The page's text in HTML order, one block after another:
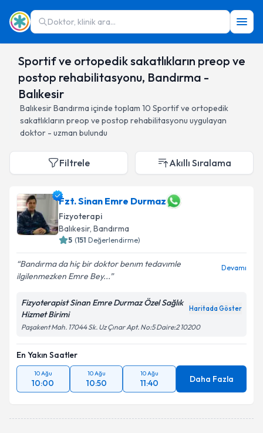
Doktor, klinik ara...
Sportif ve ortopedik sakatlıkların preop ve
postop rehabilitasyonu, Bandırma -
Balıkesir
BalıkesirBandırma içinde toplam 10 Sportif ve ortopedik
sakatlıkların preop ve postop rehabilitasyonu uygulayan
doktor - uzman bulundu
Filtrele Akıllı Sıralama
Fzt. Sinan Emre Durmaz
Fizyoterapi
Balıkesir, Bandırma
5 (151 Değerlendirme)
Bandırma da hiç bir doktor benım tedavımle
ilgilenmezken Emre Bey...
Devamı
Fizyoterapist Sinan Emre Durmaz Özel Sağlık
Hizmet Birimi
Haritada Göster
Paşakent Mah. 17044 Sk. Uz Çınar Apt. No:5 Daire:2 10200
En Yakın Saatler
10 Ağu
10:00
10 Ağu
10:50
10 Ağu
11:40 Daha Fazla